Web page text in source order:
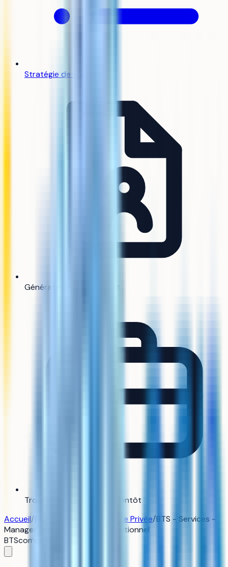
Stratégie de vœux
Générateur de CV Bientôt
Trouver mon alternance
Bientôt
Accueil/ ECP - Ecole Commerciale Privée/BTS - Services -
Management Commercial Opérationnel
BTScommerce-gestion